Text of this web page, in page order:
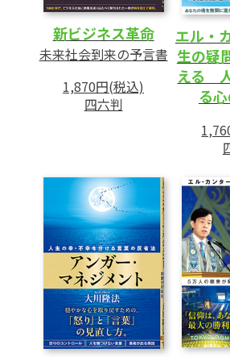
新ビジネス革命
未来社会到来の予言書
1,870円(税込)
四六判
エル・
生の疑
える
る